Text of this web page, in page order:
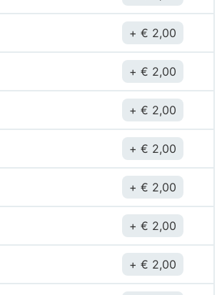
€ 2,00
€ 2,00
€ 2,00
€ 2,00
€ 2,00
€ 2,00
€ 2,00